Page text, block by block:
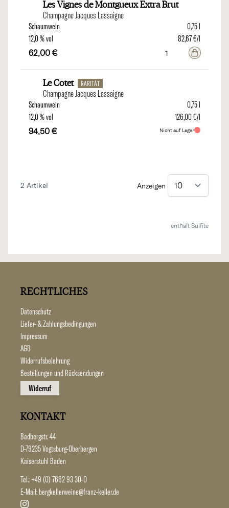
Les Vignes de Montgueux Extra Brut
Champagne Jacques Lassaigne
Schaumwein
0,75 l
12,0 % vol
82,67 €/l
62,00 €
Le Cotet RARITÄT
Champagne Jacques Lassaigne
Schaumwein
0,75 l
12,0 % vol
126,00 €/l
94,50 € Nicht auf Lager
2 Artikel Anzeigen
enthält Sulfite
RECHTLICHES
Datenschutz
Liefer- & Zahlungsbedingungen
Impressum
AGB
Widerrufsbelehrung
Bestellungen und Rücksendungen
Widerruf
KONTAKT
Badbergstr. 44
D-79235 Vogtsburg-Oberbergen
Kaiserstuhl Baden
Tel.: +49 (0) 7662 93 30-0
E-Mail:bergkellerweine@franz-keller.de